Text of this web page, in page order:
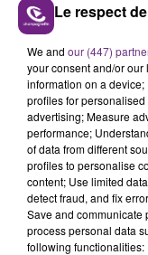
LE MAGASIN
SES PORTES
C'était l'une des
rémois. Le
fermer ses
TITRES
14h30
14h30
Le respect
We and our (447)
your consent and/or
information on a
profiles for
advertising; Measure
performance;
of data from different
profiles to personalise
content; Use limited
detect fraud, and fix
Save and communicate
process personal data
following